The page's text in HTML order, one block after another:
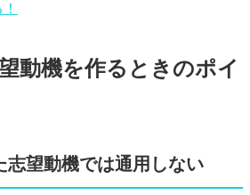
動機を作るときのポイ
志望動機では通用しない